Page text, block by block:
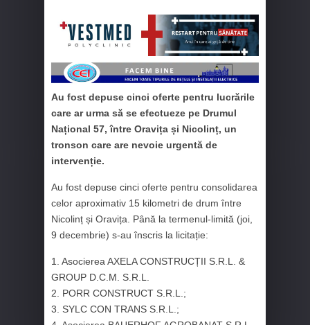
Au fost depuse cinci oferte pentru lucrările
care ar urma să se efectueze pe Drumul
Național 57, între Oravița și Nicolinț, un
tronson care are nevoie urgentă de
intervenție.
Au fost depuse cinci oferte pentru consolidarea
celor aproximativ 15 kilometri de drum între
Nicolinț și Oravița. Până la termenul-limită (joi,
9 decembrie) s-au înscris la licitație:
1. Asocierea AXELA CONSTRUCȚII S.R.L. &
GROUP D.C.M. S.R.L.
2. PORR CONSTRUCT S.R.L.;
3. SYLC CON TRANS S.R.L.;